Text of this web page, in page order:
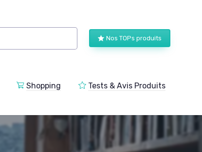
Nos TOPs produits
Shopping Tests & Avis Produits